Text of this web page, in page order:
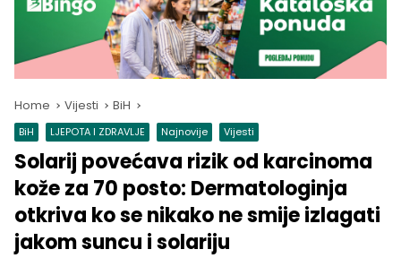
Home Vijesti BiH
BiH LJEPOTA I ZDRAVLJE Najnovije Vijesti
Solarij povećava rizik od karcinoma
kože za 70 posto: Dermatologinja
otkriva ko se nikako ne smije izlagati
jakom suncu i solariju